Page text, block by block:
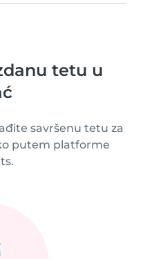
tetu u
savršenu tetu za
putem platforme